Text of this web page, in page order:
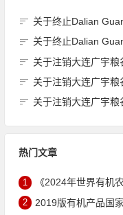
关于终止Dalian Guangyu Cereals
关于终止Dalian Guangyu Cereals
关于注销大连广宇粮
关于注销大连广宇粮
关于注销大连广宇粮
热门文章
1 《2024年世界有机农业概况
2 2019版有机产品国